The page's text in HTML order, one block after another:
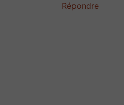
Répondre